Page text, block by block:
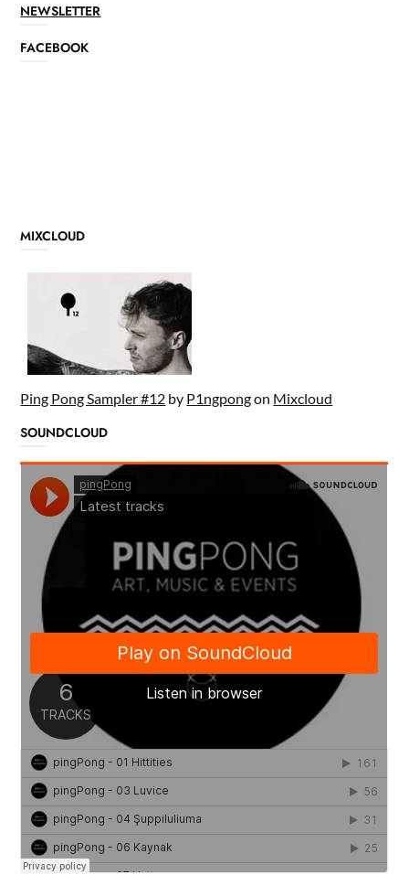
NEWSLETTER
FACEBOOK
MIXCLOUD
Ping Pong Sampler #12 by P1ngpongon Mixcloud
SOUNDCLOUD